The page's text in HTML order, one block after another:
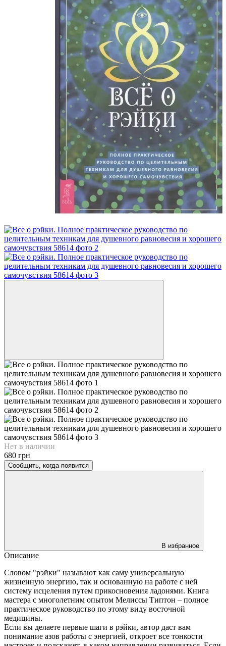
Нет в наличии
680 грн
Сообщить, когда появится
В избранное
Описание
Словом "рэйки" называют как саму универсальную
жизненную энергию, так и основанную на работе с ней
систему исцеления путем прикосновения ладонями. Книга
мастера с многолетним опытом Мелиссы Типтон – полное
практическое руководство по этому виду восточной
медицины.
Если вы делаете первые шаги в рэйки, автор даст вам
понимание азов работы с энергией, откроет все тонкости